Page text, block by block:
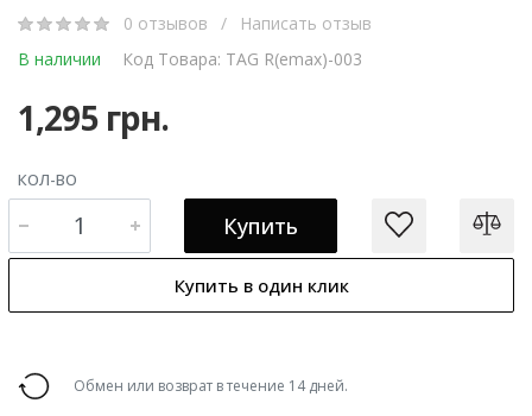
0 отзывов /
Написать отзыв
В наличии
Код Товара: TAG R(emax)-003
1,295 грн.
КОЛ-ВО
Купить
Купить в один клик
Обмен или возврат в течение 14 дней.